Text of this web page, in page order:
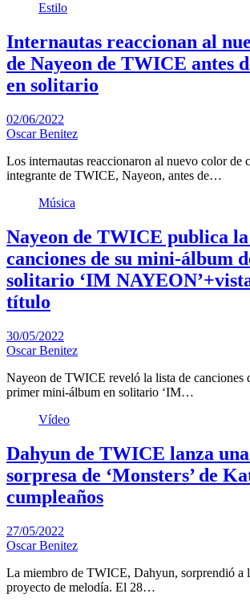
Estilo
Internautas reaccionan al
de Nayeon de TWICE antes
en solitario
02/06/2022
Oscar Benitez
Los internautas reaccionaron al nuevo color de
integrante de TWICE, Nayeon, antes de…
Música
Nayeon de TWICE publica
canciones de su mini-álbum
solitario ‘IM
título
30/05/2022
Oscar Benitez
Nayeon de TWICE reveló la lista de canciones
primer mini-álbum en solitario ‘IM…
Vídeo
Dahyun de TWICE lanza
sorpresa de ‘Monsters’ de
cumpleaños
27/05/2022
Oscar Benitez
La miembro de TWICE, Dahyun, sorprendió a
proyecto de melodía. El 28…